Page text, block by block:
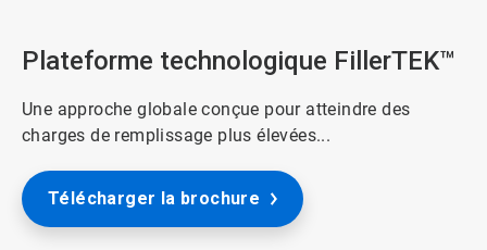
Plateforme technologique FillerTEK™
Une approche globale conçue pour atteindre des
charges de remplissage plus élevées...
Télécharger la brochure